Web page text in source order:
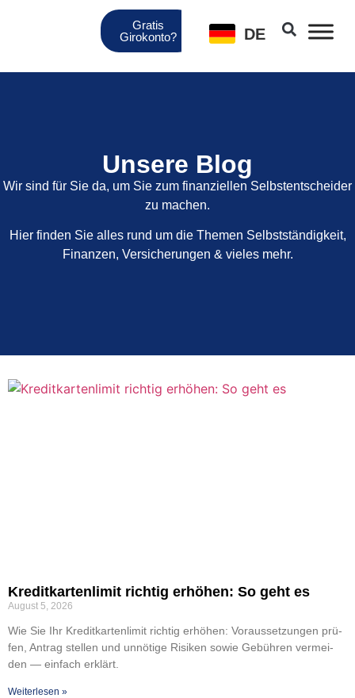
Gratis
Girokonto?
DE
Unse­re Blog
Wir sind für Sie da, um Sie zum finan­zi­el­len Selbst­ent­schei­der
zu machen.
Hier fin­den Sie alles rund um die The­men Selbst­stän­dig­keit,
Finan­zen, Ver­si­che­run­gen & vie­les mehr.
Kre­dit­kar­ten­li­mit rich­tig erhö­hen: So geht es
August 5, 2026
Wie Sie Ihr Kre­dit­kar­ten­li­mit rich­tig erhö­hen: Vor­aus­set­zun­gen prü­
fen, Antrag stel­len und unnö­ti­ge Risi­ken sowie Gebüh­ren ver­mei­
den — ein­fach erklärt.
Wei­ter­le­sen »